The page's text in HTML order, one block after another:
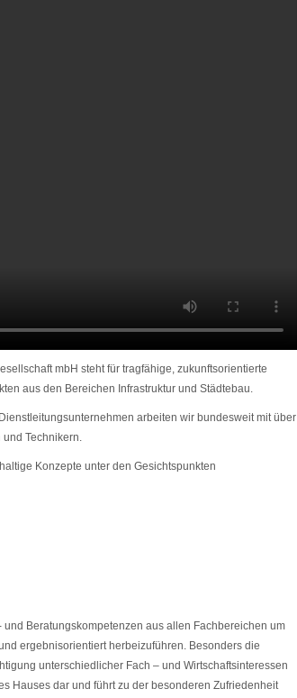
mbH steht für tragfähige, zukunftsorientierte
aus den Bereichen Infrastruktur und Städtebau.
arbeiten wir bundesweit mit über
Technikern.
Konzepte unter den Gesichtspunkten
Beratungskompetenzen aus allen Fachbereichen um
ergebnisorientiert herbeizuführen. Besonders die
unterschiedlicher Fach – und Wirtschaftsinteressen
Hauses dar und führt zu der besonderen Zufriedenheit